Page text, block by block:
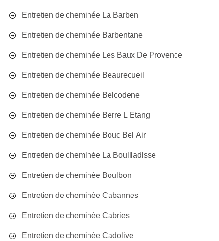
Entretien de cheminée La Barben
Entretien de cheminée Barbentane
Entretien de cheminée Les Baux De Provence
Entretien de cheminée Beaurecueil
Entretien de cheminée Belcodene
Entretien de cheminée Berre L Etang
Entretien de cheminée Bouc Bel Air
Entretien de cheminée La Bouilladisse
Entretien de cheminée Boulbon
Entretien de cheminée Cabannes
Entretien de cheminée Cabries
Entretien de cheminée Cadolive